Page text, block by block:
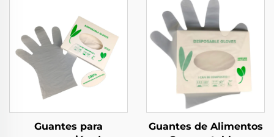
Guantes para
Guantes de Alimentos